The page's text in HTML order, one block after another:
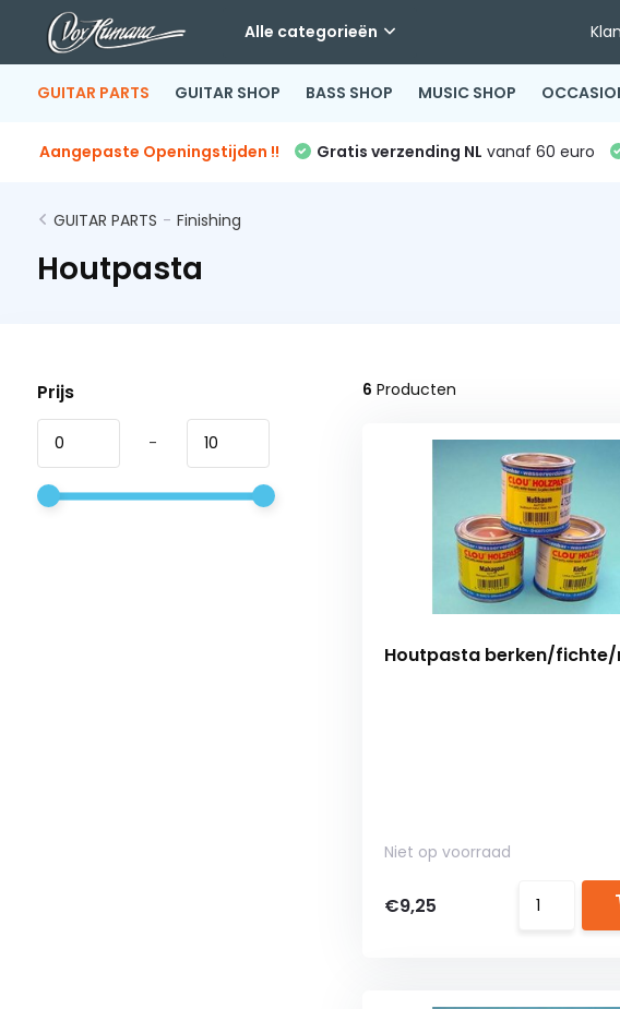
Alle categorieën
GUITAR PARTS GUITAR SHOP BASS SHOP MUSIC SHOP
Aangepaste Openingstijden !! Gratis verzending NL vanaf 60 euro
GUITAR PARTS - Finishing
Houtpasta
Prijs
-
6 Producten
Houtpasta berken/
Niet op voorraad
€9,25